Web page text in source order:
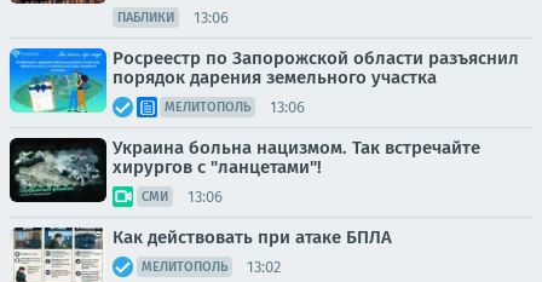
ПАБЛИКИ 13:06
Росреестр по Запорожской области разъяснил
порядок дарения земельного участка
МЕЛИТОПОЛЬ 13:06
Украина больна нацизмом. Так встречайте
хирургов с "ланцетами"!
СМИ 13:06
Как действовать при атаке БПЛА
МЕЛИТОПОЛЬ 13:02